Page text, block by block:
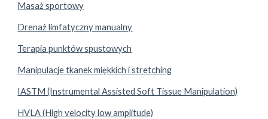
Masaż sportowy
Drenaż limfatyczny manualny
Terapia punktów spustowych
Manipulacje tkanek miękkich i stretching
IASTM (Instrumental Assisted Soft Tissue Manipulation)
HVLA (High velocity low amplitude)